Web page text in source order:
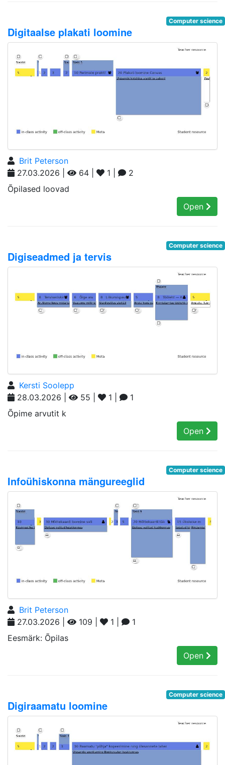
Computer science
Digitaalse plakati loomine
Brit Peterson
27.03.2026 |
64 | 1 |
2
Õpilased loovad
Open
Computer science
Digiseadmed ja tervis
Kersti Soolepp
28.03.2026 |
55 | 1 |
1
Õpime arvutit k
Open
Computer science
Infoühiskonna mängureeglid
Brit Peterson
27.03.2026 |
109 | 1 |
1
Eesmärk: Õpilas
Open
Computer science
Digiraamatu loomine